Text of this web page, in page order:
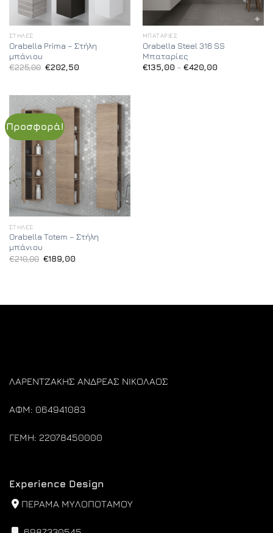
ΣΤΉΛΕΣ
Orabella Prima – Στήλη
μπάνιου
€225,00 Original
€202,50Η
€202,50.
ΜΠΑΤΑΡΊΕΣ
Orabella Steel 316 SS
Μπαταρίες
€135,00 – €420,00Price
Προσφορά!
ΣΤΉΛΕΣ
Orabella Totem – Στήλη
μπάνιου
€210,00 Original
€189,00Η
ΛΑΡΕΝΤΖΑΚΗΣ ΑΝΔΡΕΑΣ ΝΙΚΟΛΑΟΣ
ΑΦΜ: 064941083
ΓΕΜΗ: 22078450000
Experience Design
ΠΕΡΑΜΑ ΜΥΛΟΠΟΤΑΜΟΥ